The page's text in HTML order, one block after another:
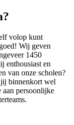
volop kunt
Wij geven
1450
enthousiast en
van onze scholen?
jij binnenkort wel
aan persoonlijke